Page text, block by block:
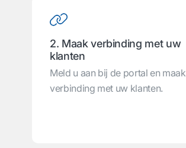
2. Maak verbinding met uw
klanten
Meld u aan bij de portal en maak
verbinding met uw klanten.